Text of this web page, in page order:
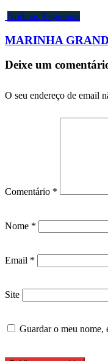
Notícias Regionais
MARINHA
Deixe um
O seu endereço de email
Comentário *
Nome *
Email *
Site
Guardar o meu nome,